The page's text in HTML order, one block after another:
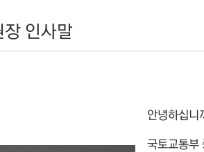
장 인사말
안녕하십니
국토교통부